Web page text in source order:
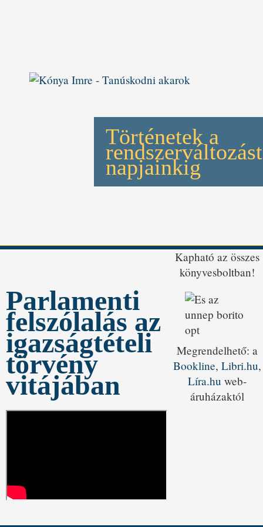
Történetek a
napjainkig
Parlamenti
felszólalás az
igazságtételi
törvény
vitájában
Kapható az összes
könyvesboltban!
Megrendelhető: a
Bookline, Libri.hu,
Líra.hu web-
áruházaktól